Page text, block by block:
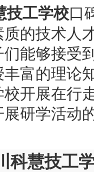
技工学校口
的技术人
能够接受
富的理论
开展在行
研学活动
科慧技工